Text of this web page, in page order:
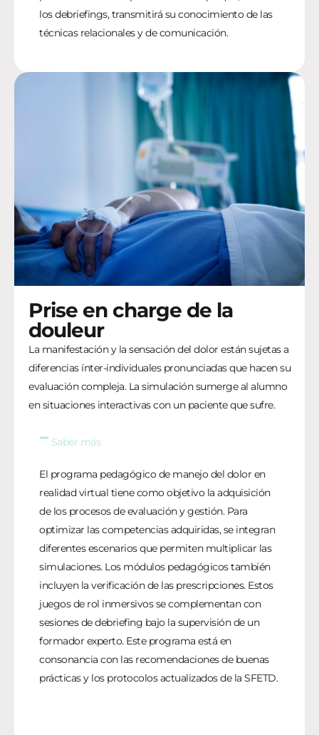
los debriefings, transmitirá su conocimiento de las
técnicas relacionales y de comunicación.
Prise en charge de la
douleur
La manifestación y la sensación del dolor están sujetas a
diferencias ínter-individuales pronunciadas que hacen su
evaluación compleja. La simulación sumerge al alumno
en situaciones interactivas con un paciente que sufre.
Saber más
El programa pedagógico de manejo del dolor en
realidad virtual tiene como objetivo la adquisición
de los procesos de evaluación y gestión. Para
optimizar las competencias adquiridas, se integran
diferentes escenarios que permiten multiplicar las
simulaciones. Los módulos pedagógicos también
incluyen la verificación de las prescripciones. Estos
juegos de rol inmersivos se complementan con
sesiones de debriefing bajo la supervisión de un
formador experto. Este programa está en
consonancia con las recomendaciones de buenas
prácticas y los protocolos actualizados de la SFETD.